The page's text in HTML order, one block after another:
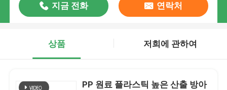
지금 전화 연락처
상품 저희에 관하여
PP 원료 플라스틱 높은 산출 방아